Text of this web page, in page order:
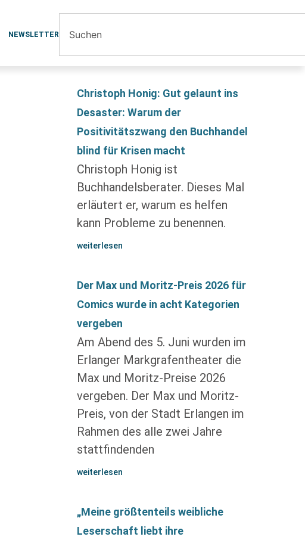
NEWSLETTER
Christoph Honig: Gut gelaunt ins
Desaster: Warum der
Positivitätszwang den Buchhandel
blind für Krisen macht
Christoph Honig ist
Buchhandelsberater. Dieses Mal
erläutert er, warum es helfen
kann Probleme zu benennen.
weiterlesen
Der Max und Moritz-Preis 2026 für
Comics wurde in acht Kategorien
vergeben
Am Abend des 5. Juni wurden im
Erlanger Markgrafentheater die
Max und Moritz-Preise 2026
vergeben. Der Max und Moritz-
Preis, von der Stadt Erlangen im
Rahmen des alle zwei Jahre
stattfindenden
weiterlesen
„Meine größtenteils weibliche
Leserschaft liebt ihre